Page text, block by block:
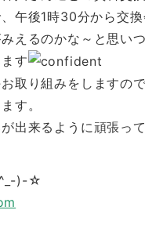
午後1時30分から交換
えるのかな～と思い
す
取り組みをしますので
す。
出来るように頑張っ
)-☆